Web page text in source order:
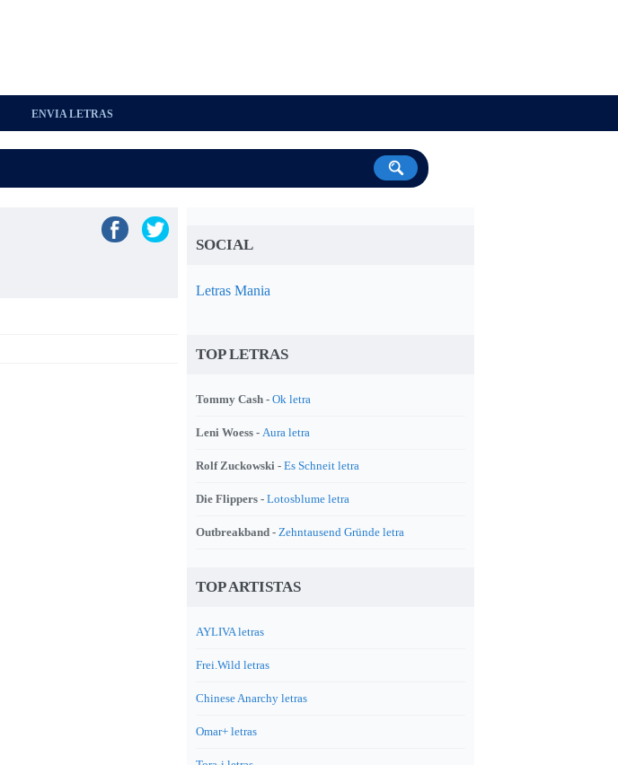
ENVIA LETRAS
SOCIAL
Letras Mania
TOP LETRAS
Tommy Cash - Ok letra
Leni Woess - Aura letra
Rolf Zuckowski - Es Schneit letra
Die Flippers - Lotosblume letra
Outbreakband - Zehntausend Gründe letra
TOP ARTISTAS
AYLIVA letras
Frei.Wild letras
Chinese Anarchy letras
Omar+ letras